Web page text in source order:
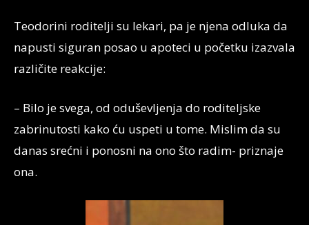
Teodorini roditelji su lekari, pa je njena odluka da
napusti siguran posao u apoteci u početku izazvala
različite reakcije:
– Bilo je svega, od oduševljenja do roditeljske
zabrinutosti kako ću uspeti u tome. Mislim da su
danas srećni i ponosni na ono što radim- priznaje
ona.